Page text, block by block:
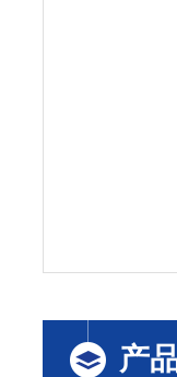
产